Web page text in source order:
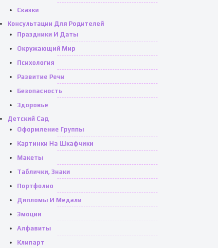
Сказки
Консультации Для Родителей
Праздники И Даты
Окружающий Мир
Психология
Развитие Речи
Безопасность
Здоровье
Детский Сад
Оформление Группы
Картинки На Шкафчики
Макеты
Таблички, Знаки
Портфолио
Дипломы И Медали
Эмоции
Алфавиты
Клипарт